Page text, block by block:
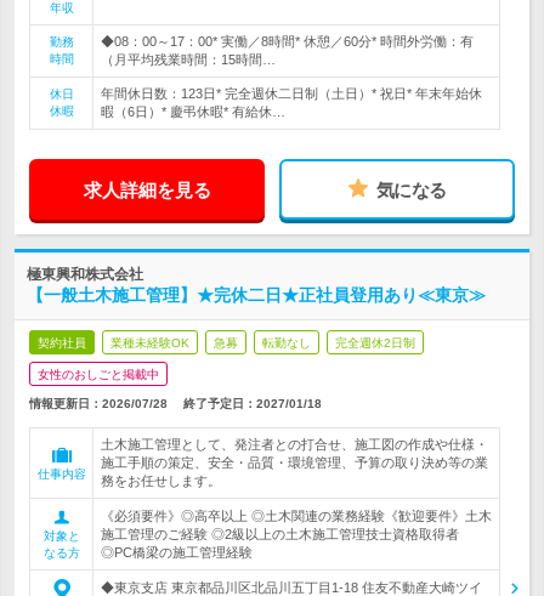
年収
勤務
時間
◆08：00～17：00* 実働／8時間* 休憩／60分* 時間外労働：有
（月平均残業時間：15時間…
休日
休暇
年間休日数：123日* 完全週休二日制（土日）* 祝日* 年末年始休
暇（6日）* 慶弔休暇* 有給休…
求人詳細を見る 気になる
極東興和株式会社
【一般土木施工管理】★完休二日★正社員登用あり≪東京≫
契約社員 業種未経験OK 急募 転勤なし 完全週休2日制
女性のおしごと掲載中
情報更新日：2026/07/28 終了予定日： 2027/01/18
仕事内容
土木施工管理として、発注者との打合せ、施工図の作成や仕様・
施工手順の策定、安全・品質・環境管理、予算の取り決め等の業
務をお任せします。
対象と
なる方
《必須要件》◎高卒以上 ◎土木関連の業務経験《歓迎要件》土木
施工管理のご経験 ◎2級以上の土木施工管理技士資格取得者
◎PC橋梁の施工管理経験
◆東京支店 東京都品川区北品川五丁目1-18 住友不動産大崎ツイ